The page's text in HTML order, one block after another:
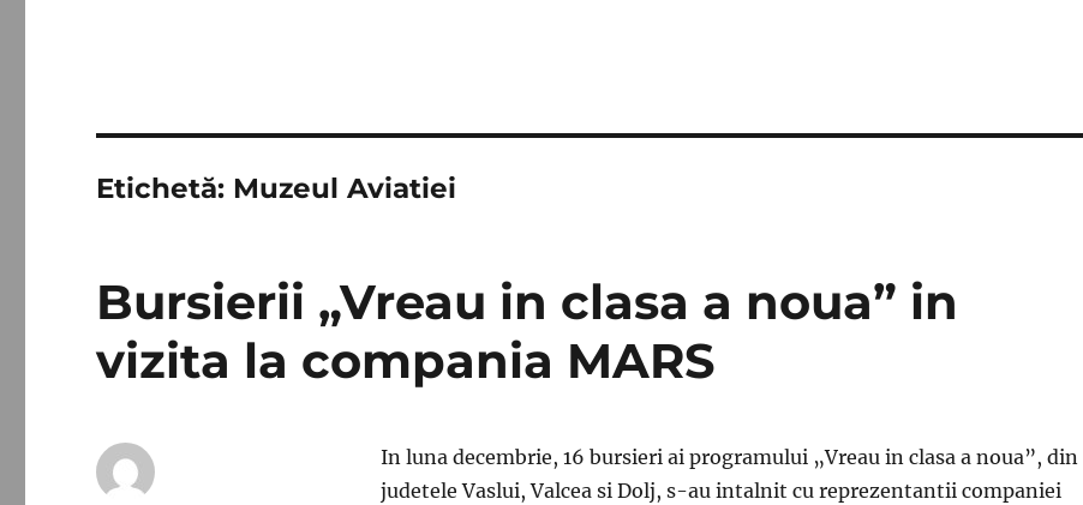
Etichetă: Muzeul Aviatiei
Bursierii „Vreau in clasa a noua” in
vizita la compania MARS
In luna decembrie, 16 bursieri ai programului „Vreau in clasa a noua”, din
judetele Vaslui, Valcea si Dolj, s-au intalnit cu reprezentantii companiei